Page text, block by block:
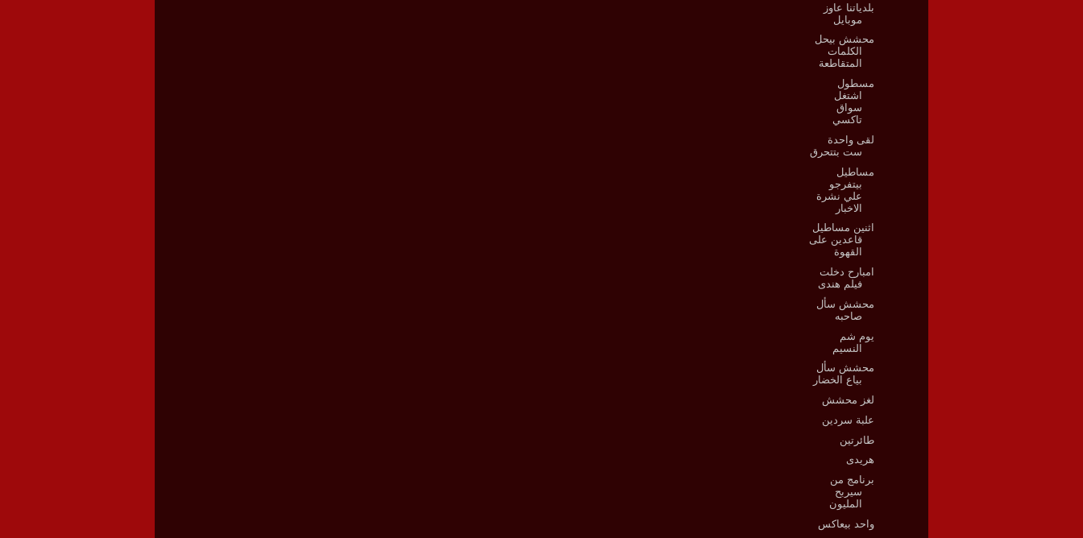
بلدياتنا عاوز
موبايل
محشش بيحل
الكلمات
المتقاطعة
مسطول
اشتغل
سواق
تاكسي
لقى واحدة
ست بتتحرق
مساطيل
بيتفرجو
علي نشرة
الاخبار
اثنين مساطيل
قاعدين على
القهوة
امبارح دخلت
فيلم هندى
محشش سأل
صاحبه
يوم شم
النسيم
محشش سأل
بياع الخضار
لغز محشش
علبة سردين
طائرتين
هريدى
برنامج من
سيربح
المليون
واحد بيعاكس